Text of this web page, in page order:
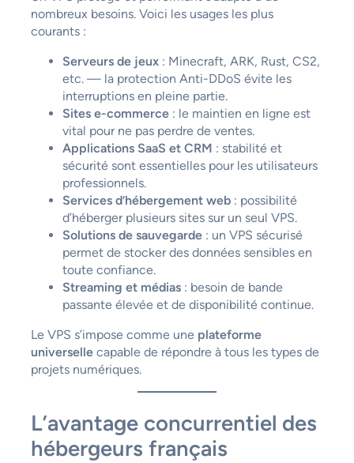
nombreux besoins. Voici les usages les plus
courants :
Serveurs de jeux: Minecraft, ARK, Rust, CS2,
etc. — la protection Anti-DDoS évite les
interruptions en pleine partie.
Sites e-commerce: le maintien en ligne est
vital pour ne pas perdre de ventes.
Applications SaaS et CRM : stabilité et
sécurité sont essentielles pour les utilisateurs
professionnels.
Services d’hébergement web: possibilité
d’héberger plusieurs sites sur un seul VPS.
Solutions de sauvegarde: un VPS sécurisé
permet de stocker des données sensibles en
toute confiance.
Streaming et médias: besoin de bande
passante élevée et de disponibilité continue.
Le VPS s’impose comme une plateforme
universellecapable de répondre à tous les types de
projets numériques.
L’avantage concurrentiel des
hébergeurs français